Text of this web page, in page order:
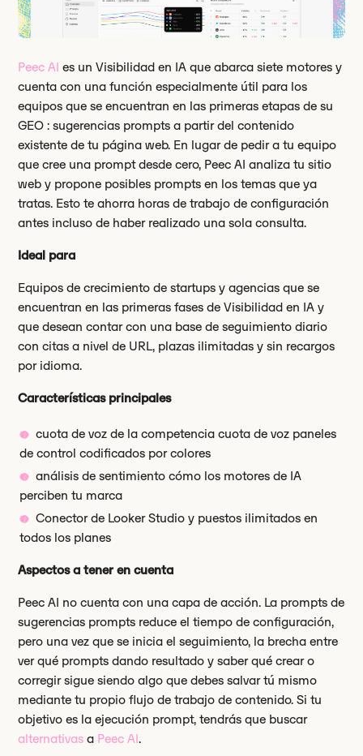
Peec AI es un Visibilidad en IA que abarca siete motores y
cuenta con una función especialmente útil para los
equipos que se encuentran en las primeras etapas de su
GEO : sugerencias prompts a partir del contenido
existente de tu página web. En lugar de pedir a tu equipo
que cree una prompt desde cero, Peec AI analiza tu sitio
web y propone posibles prompts en los temas que ya
tratas. Esto te ahorra horas de trabajo de configuración
antes incluso de haber realizado una sola consulta.
Ideal para
Equipos de crecimiento de startups y agencias que se
encuentran en las primeras fases de Visibilidad en IA y
que desean contar con una base de seguimiento diario
con citas a nivel de URL, plazas ilimitadas y sin recargos
por idioma.
Características principales
cuota de voz de la competencia cuota de voz paneles
de control codificados por colores
análisis de sentimiento cómo los motores de IA
perciben tu marca
Conector de Looker Studio y puestos ilimitados en
todos los planes
Aspectos a tener en cuenta
Peec AI no cuenta con una capa de acción. La prompts de
sugerencias prompts reduce el tiempo de configuración,
pero una vez que se inicia el seguimiento, la brecha entre
ver qué prompts dando resultado y saber qué crear o
corregir sigue siendo algo que debes salvar tú mismo
mediante tu propio flujo de trabajo de contenido. Si tu
objetivo es la ejecución prompt, tendrás que buscar
alternativas a Peec AI.